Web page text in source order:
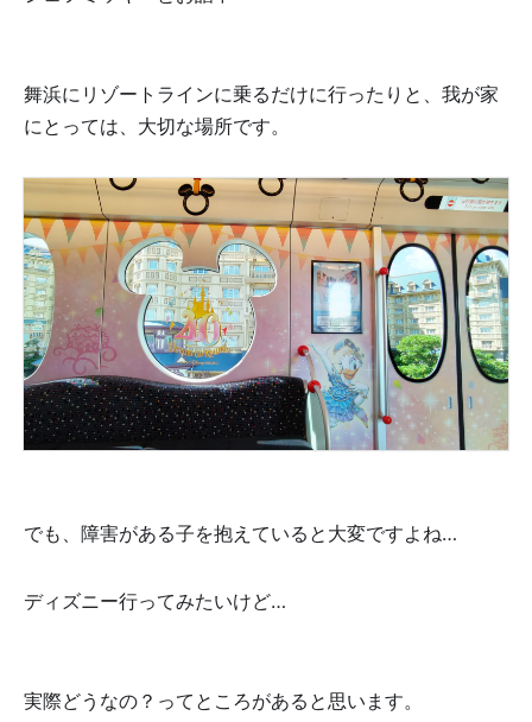
舞浜にリゾートラインに乗るだけに行ったりと、我が家
にとっては、大切な場所です。
でも、障害がある子を抱えていると大変ですよね…
ディズニー行ってみたいけど…
実際どうなの？ってところがあると思います。